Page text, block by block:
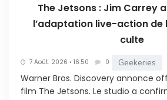
The Jetsons : Jim Carrey
l’adaptation live-action de
culte
7 Août. 2026 • 16:50 0 Geekeries
Warner Bros. Discovery annonce
film The Jetsons. Le studio a